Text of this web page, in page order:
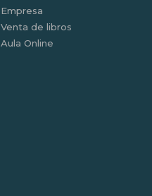
Empresa
Venta de libros
Aula Online